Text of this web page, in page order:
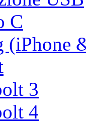
C
(iPhone
3
4